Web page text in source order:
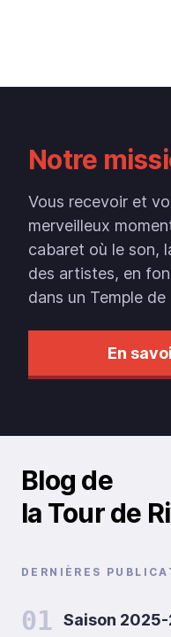
Notre
Vous recevoir et
merveilleux
cabaret où le son,
des artistes, en
dans un Temple de
En
Blog de
la Tour de
DERNIÈRES
01 Saison